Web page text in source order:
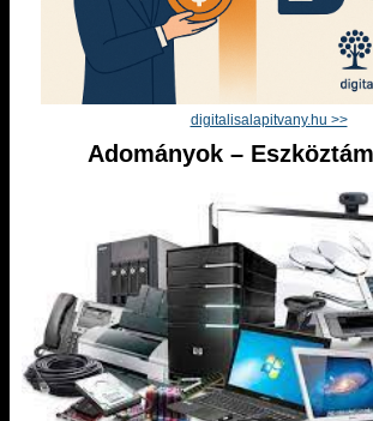
digitalisalapitvany.hu >>
Adományok –